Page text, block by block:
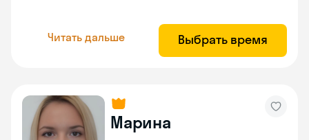
Читать дальше Выбрать время
Марина